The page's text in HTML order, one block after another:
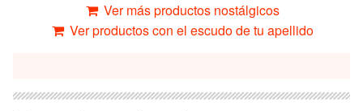
Ver más productos nostálgicos
Ver productos con el escudo de tu apellido